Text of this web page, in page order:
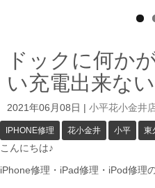
ドックに何か
い充電出来な
2021年06月08日 小平花小金井
IPHONE修理 花小金井 小平 東
こんにちは♪
iPhone修理・iPad修理・iPod修理